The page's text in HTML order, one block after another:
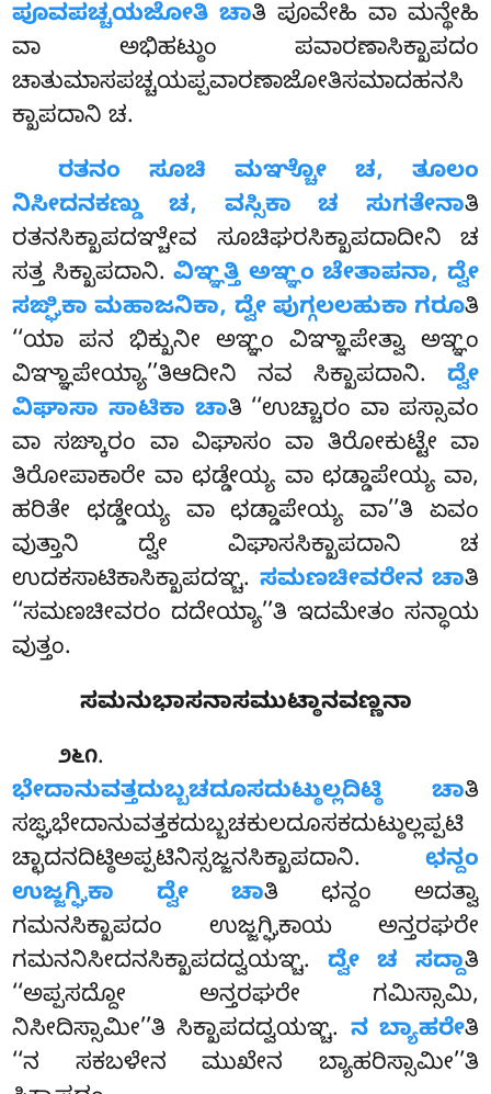
ಪೂವಪಚ್ಚಯಜೋತಿ ಚಾತಿ ಪೂವೇಹಿ ವಾ ಮನ್ಥೇಹಿ
ವಾ ಅಭಿಹಟ್ಠುಂ ಪವಾರಣಾಸಿಕ್ಖಾಪದಂ
ಚಾತುಮಾಸಪಚ್ಚಯಪ್ಪವಾರಣಾಜೋತಿಸಮಾದಹನಸಿ
ಕ್ಖಾಪದಾನಿ ಚ.
ರತನಂ
ಸೂಚಿ ಮಞ್ಚೋ ಚ, ತೂಲಂ
ನಿಸೀದನಕಣ್ಡು ಚ, ವಸ್ಸಿಕಾ ಚ ಸುಗತೇನಾತಿ
ರತನಸಿಕ್ಖಾಪದಞ್ಚೇವ ಸೂಚಿಘರಸಿಕ್ಖಾಪದಾದೀನಿ ಚ
ಸತ್ತ ಸಿಕ್ಖಾಪದಾನಿ.ವಿಞ್ಞತ್ತಿ ಅಞ್ಞಂ ಚೇತಾಪನಾ, ದ್ವೇ
ಸಙ್ಘಿಕಾ ಮಹಾಜನಿಕಾ, ದ್ವೇ ಪುಗ್ಗಲಲಹುಕಾ ಗರೂತಿ
‘‘ಯಾ ಪನ ಭಿಕ್ಖುನೀ ಅಞ್ಞಂ ವಿಞ್ಞಾಪೇತ್ವಾ ಅಞ್ಞಂ
ವಿಞ್ಞಾಪೇಯ್ಯಾ’’ತಿಆದೀನಿ ನವ ಸಿಕ್ಖಾಪದಾನಿ. ದ್ವೇ
ವಿಘಾಸಾ ಸಾಟಿಕಾ ಚಾತಿ ‘‘ಉಚ್ಚಾರಂ ವಾ ಪಸ್ಸಾವಂ
ವಾ ಸಙ್ಕಾರಂ ವಾ ವಿಘಾಸಂ ವಾ ತಿರೋಕುಟ್ಟೇ ವಾ
ತಿರೋಪಾಕಾರೇ ವಾ ಛಡ್ಡೇಯ್ಯ ವಾ ಛಡ್ಡಾಪೇಯ್ಯ ವಾ,
ಹರಿತೇ ಛಡ್ಡೇಯ್ಯ ವಾ ಛಡ್ಡಾಪೇಯ್ಯ ವಾ’’ತಿ ಏವಂ
ವುತ್ತಾನಿ ದ್ವೇ ವಿಘಾಸಸಿಕ್ಖಾಪದಾನಿ ಚ
ಉದಕಸಾಟಿಕಾಸಿಕ್ಖಾಪದಞ್ಚ. ಸಮಣಚೀವರೇನ ಚಾತಿ
‘‘ಸಮಣಚೀವರಂ ದದೇಯ್ಯಾ’’ತಿ ಇದಮೇತಂ ಸನ್ಧಾಯ
ವುತ್ತಂ.
ಸಮನುಭಾಸನಾಸಮುಟ್ಠಾನವಣ್ಣನಾ
೨೬೧.
ಭೇದಾನುವತ್ತದುಬ್ಬಚದೂಸದುಟ್ಠುಲ್ಲದಿಟ್ಠಿ
ಚಾತಿ
ಸಙ್ಘಭೇದಾನುವತ್ತಕದುಬ್ಬಚಕುಲದೂಸಕದುಟ್ಠುಲ್ಲಪ್ಪಟಿ
ಚ್ಛಾದನದಿಟ್ಠಿಅಪ್ಪಟಿನಿಸ್ಸಜ್ಜನಸಿಕ್ಖಾಪದಾನಿ. ಛನ್ದಂ
ಉಜ್ಜಗ್ಘಿಕಾ ದ್ವೇ ಚಾತಿ ಛನ್ದಂ ಅದತ್ವಾ
ಗಮನಸಿಕ್ಖಾಪದಂ ಉಜ್ಜಗ್ಘಿಕಾಯ ಅನ್ತರಘರೇ
ಗಮನನಿಸೀದನಸಿಕ್ಖಾಪದದ್ವಯಞ್ಚ.ದ್ವೇ ಚ ಸದ್ದಾತಿ
‘‘ಅಪ್ಪಸದ್ದೋ ಅನ್ತರಘರೇ ಗಮಿಸ್ಸಾಮಿ,
ನಿಸೀದಿಸ್ಸಾಮೀ’’ತಿ ಸಿಕ್ಖಾಪದದ್ವಯಞ್ಚ. ನ ಬ್ಯಾಹರೇತಿ
‘‘ನ ಸಕಬಳೇನ ಮುಖೇನ ಬ್ಯಾಹರಿಸ್ಸಾಮೀ’’ತಿ